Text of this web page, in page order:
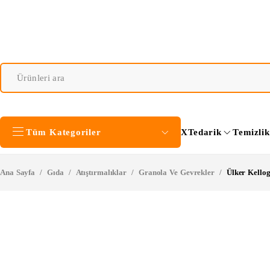
Tüm Kategoriler XTedarik
Ana Sayfa / Gıda / Atıştırmalıklar / Granola Ve Gevrekler / Ülker